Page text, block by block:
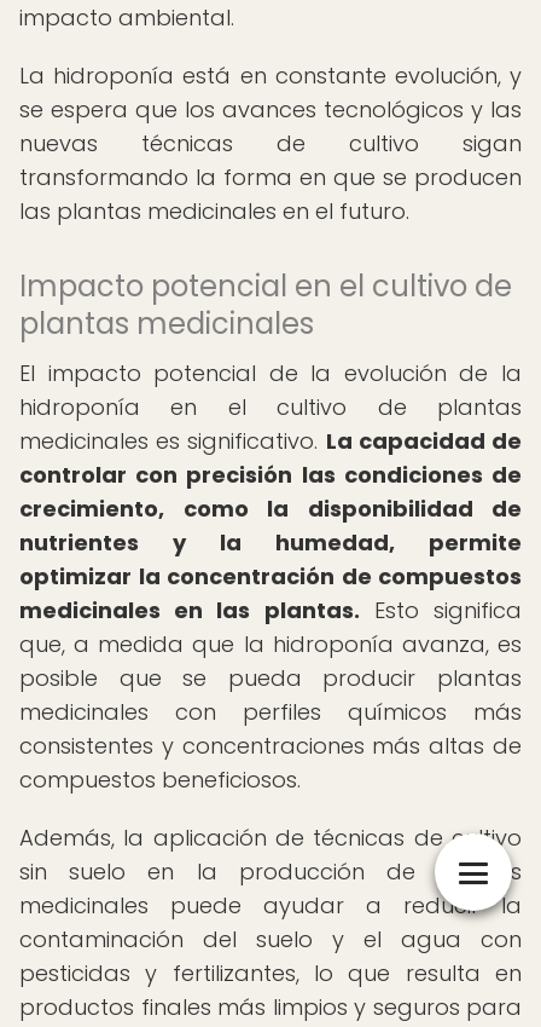
impacto ambiental.
La hidroponía está en constante evolución, y
se espera que los avances tecnológicos y las
nuevas técnicas de cultivo sigan
transformando la forma en que se producen
las plantas medicinales en el futuro.
Impacto potencial en el cultivo de
plantas medicinales
El impacto potencial de la evolución de la
hidroponía en el cultivo de plantas
medicinales es significativo. La capacidad de
controlar con precisión las condiciones de
crecimiento, como la disponibilidad de
nutrientes y la humedad, permite
optimizar la concentración de compuestos
medicinales en las plantas. Esto significa
que, a medida que la hidroponía avanza, es
posible que se pueda producir plantas
medicinales con perfiles químicos más
consistentes y concentraciones más altas de
compuestos beneficiosos.
Además, la aplicación de técnicas de cultivo
sin suelo en la producción de plantas
medicinales puede ayudar a reducir la
contaminación del suelo y el agua con
pesticidas y fertilizantes, lo que resulta en
productos finales más limpios y seguros para